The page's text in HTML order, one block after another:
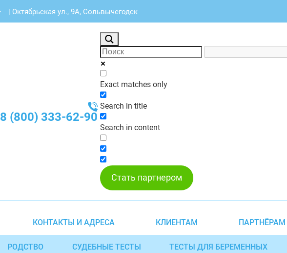
| Октябрьская ул., 9А, Сольвычегодск
8 (800) 333-62-90
Exact matches only
Search in title
Search in content
Стать партнером
КОНТАКТЫ И АДРЕСА КЛИЕНТАМ ПАРТНЁРАМ
РОДСТВО СУДЕБНЫЕ ТЕСТЫ ТЕСТЫ ДЛЯ БЕРЕМЕННЫХ